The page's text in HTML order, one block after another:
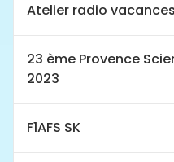
Atelier radio
23 ème Provence
2023
F1AFS SK